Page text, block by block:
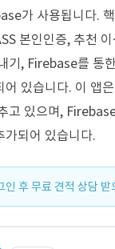
가 사용됩니다.
본인인증, 추천 이
기, Firebase를 통
어 있습니다. 이 앱
고 있으며,
가되어 있습니다.
인 후 무료 견적 상담 받